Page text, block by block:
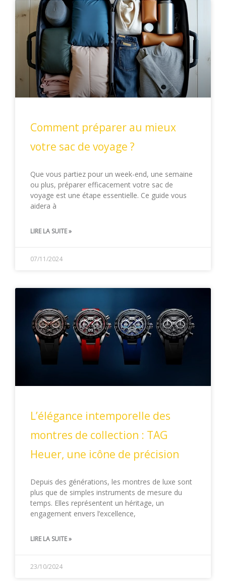
Comment préparer au mieux
votre sac de voyage ?
Que vous partiez pour un week-end, une semaine
ou plus, préparer efficacement votre sac de
voyage est une étape essentielle. Ce guide vous
aidera à
LIRE LA SUITE »
07/11/2024
L’élégance intemporelle des
montres de collection : TAG
Heuer, une icône de précision
Depuis des générations, les montres de luxe sont
plus que de simples instruments de mesure du
temps. Elles représentent un héritage, un
engagement envers l’excellence,
LIRE LA SUITE »
23/10/2024